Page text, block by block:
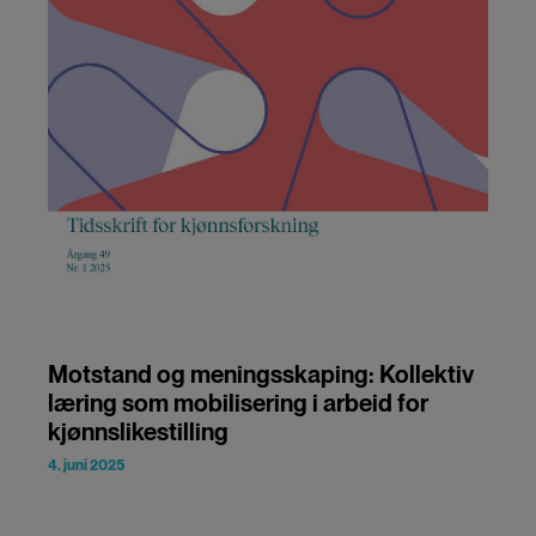
Motstand og meningsskaping: Kollektiv
læring som mobilisering i arbeid for
kjønnslikestilling
4. juni 2025